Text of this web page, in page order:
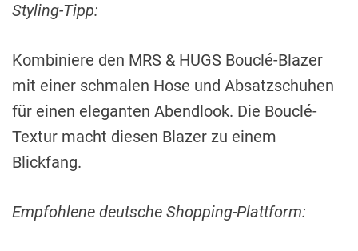
Styling-Tipp:
Kombiniere den MRS & HUGS Bouclé-Blazer
mit einer schmalen Hose und Absatzschuhen
für einen eleganten Abendlook. Die Bouclé-
Textur macht diesen Blazer zu einem
Blickfang.
Empfohlene deutsche Shopping-Plattform: